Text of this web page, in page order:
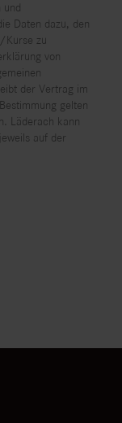
und
Daten dazu, den
Kurse zu
von
der Vertrag im
gelten
Läderach kann
auf der